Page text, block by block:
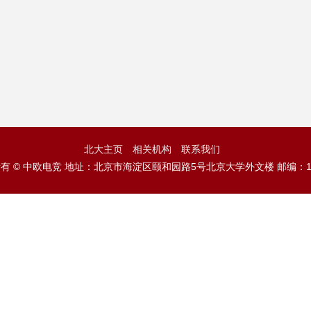
北大主页 相关机构
联系我们
© 中欧电竞 地址：北京市海淀区颐和园路5号北京大学外文楼 邮编：